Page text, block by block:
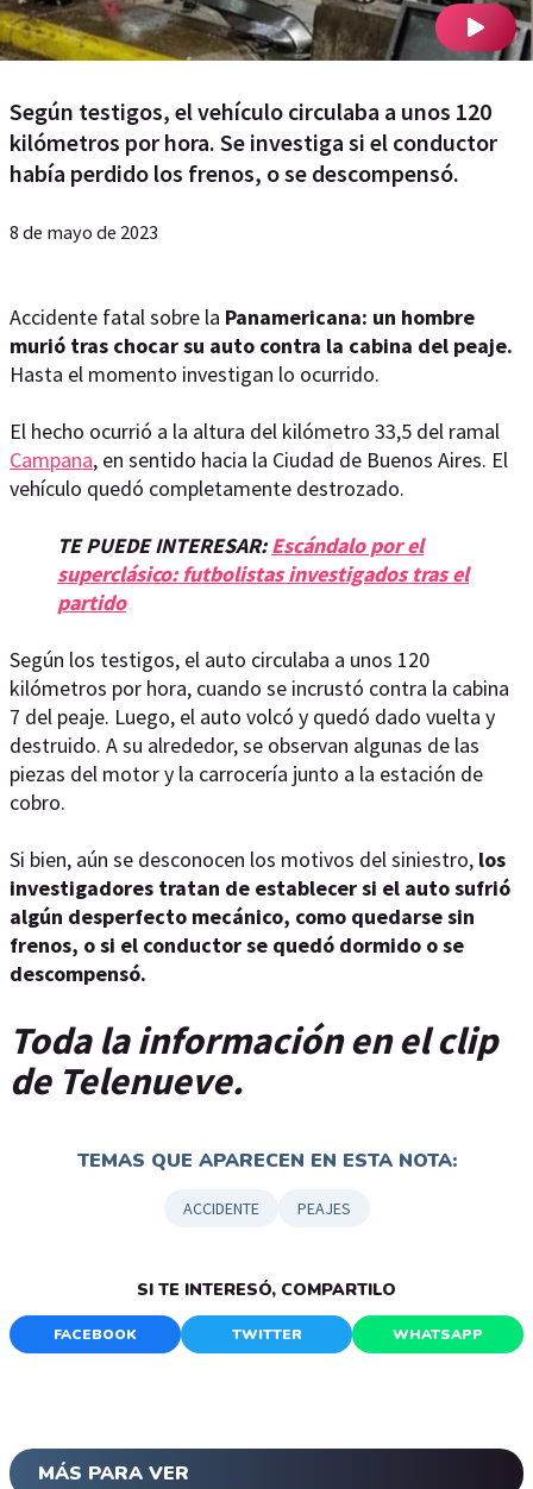
Según testigos, el vehículo circulaba a unos 120
kilómetros por hora. Se investiga si el conductor
había perdido los frenos, o se descompensó.
8 de mayo de 2023
Accidente fatal sobre la Panamericana: un hombre
murió tras chocar su auto contra la cabina del peaje.
Hasta el momento investigan lo ocurrido.
El hecho ocurrió a la altura del kilómetro 33,5 del ramal
Campana, en sentido hacia la Ciudad de Buenos Aires. El
vehículo quedó completamente destrozado.
TE PUEDE INTERESAR:Escándalo por el
superclásico: futbolistas investigados tras el
partido
Según los testigos, el auto circulaba a unos 120
kilómetros por hora, cuando se incrustó contra la cabina
7 del peaje. Luego, el auto volcó y quedó dado vuelta y
destruido. A su alrededor, se observan algunas de las
piezas del motor y la carrocería junto a la estación de
cobro.
Si bien, aún se desconocen los motivos del siniestro, los
investigadores tratan de establecer si el auto sufrió
algún desperfecto mecánico, como quedarse sin
frenos, o si el conductor se quedó dormido o se
descompensó.
Toda la información en el clip
de Telenueve.
TEMAS QUE APARECEN EN ESTA NOTA:
ACCIDENTE PEAJES
SI TE INTERESÓ, COMPARTILO
FACEBOOK TWITTER WHATSAPP
MÁS PARA VER